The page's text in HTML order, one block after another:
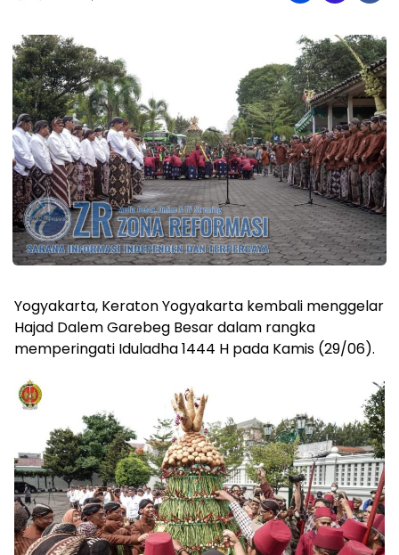
Yogyakarta, Keraton Yogyakarta kembali menggelar
Hajad Dalem Garebeg Besar dalam rangka
memperingati Iduladha 1444 H pada Kamis (29/06).